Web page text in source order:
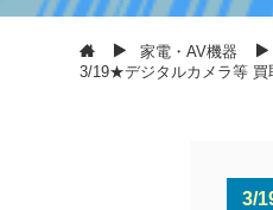
家電・AV機器
3/19★デジタルカメラ等 買
3/